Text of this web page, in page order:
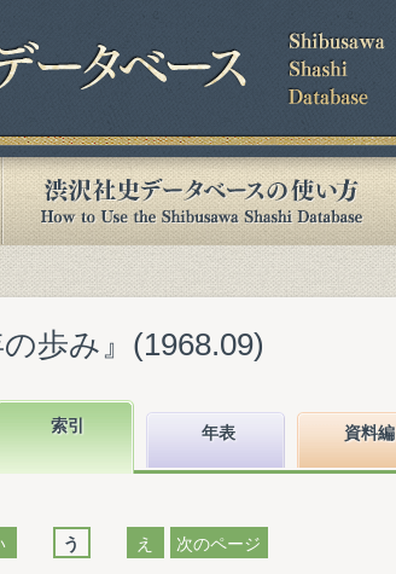
歩み』(1968.09)
索引 年表 資料編
う え 次のページ